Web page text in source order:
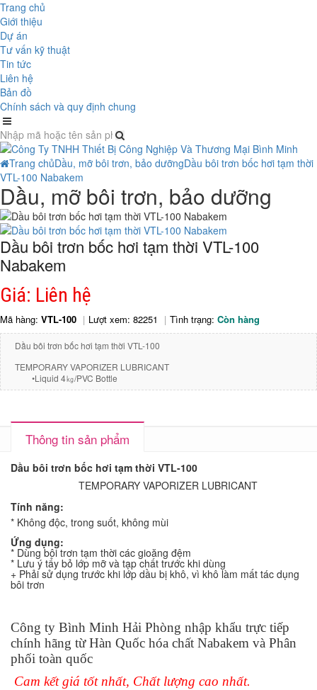
Trang chủ
Giới thiệu
Dự án
Tư vấn kỹ thuật
Tin tức
Liên hệ
Bản đồ
Chính sách và quy định chung
Trang chủDầu, mỡ bôi trơn, bảo dưỡngDầu bôi trơn bốc hơi tạm thời
VTL-100 Nabakem
Dầu, mỡ bôi trơn, bảo dưỡng
Dầu bôi trơn bốc hơi tạm thời VTL-100
Nabakem
Giá: Liên hệ
Mã hàng: VTL-100 Lượt xem: 82251 Tình trạng: Còn hàng
Dầu bôi trơn bốc hơi tạm thời VTL-100
TEMPORARY VAPORIZER LUBRICANT
•Liquid 4㎏/PVC Bottle
Thông tin sản phẩm
Dầu bôi trơn bốc hơi tạm thời VTL-100
TEMPORARY VAPORIZER LUBRICANT
Tính năng:
* Không độc, trong suốt, không mùi
Ứng dụng:
* Dùng bôi trơn tạm thời các gioăng đệm
* Lưu ý tẩy bỏ lớp mỡ và tạp chất trước khi dùng
+ Phải sử dụng trước khi lớp dầu bị khô, vì khô làm mất tác dụng
bôi trơn
Công ty Bình Minh Hải Phòng nhập khẩu trực tiếp
chính hãng từ Hàn Quốc hóa chất Nabakem và Phân
phối toàn quốc
Cam kết giá tốt nhất, Chất lượng cao nhất.